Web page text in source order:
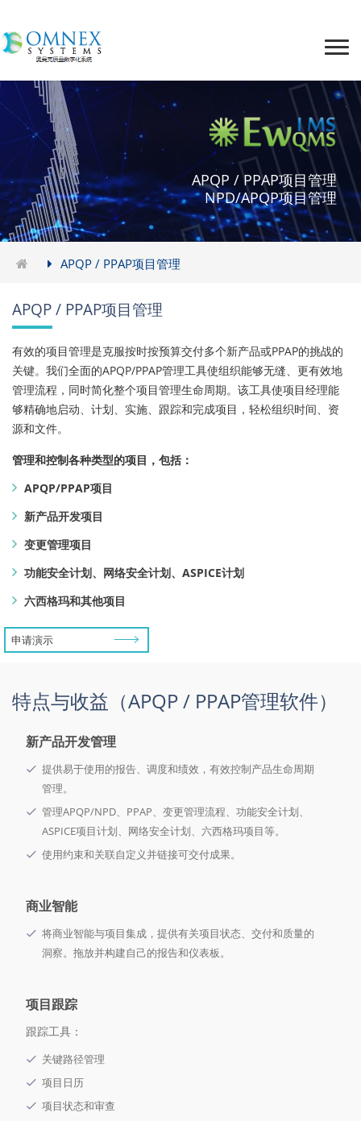
APQP / PPAP项目管理
NPD/APQP项目管理
APQP / PPAP项目管理
APQP / PPAP项目管理
有效的项目管理是克服按时按预算交付多个新产品或PPAP的挑战的
关键。我们全面的APQP/PPAP管理工具使组织能够无缝、更有效地
管理流程，同时简化整个项目管理生命周期。该工具使项目经理能
够精确地启动、计划、实施、跟踪和完成项目，轻松组织时间、资
源和文件。
管理和控制各种类型的项目，包括：
APQP/PPAP项目
新产品开发项目
变更管理项目
功能安全计划、网络安全计划、ASPICE计划
六西格玛和其他项目
申请演示
特点与收益（APQP / PPAP管理软件）
新产品开发管理
提供易于使用的报告、调度和绩效，有效控制产品生命周期
管理。
管理APQP/NPD、PPAP、变更管理流程、功能安全计划、
ASPICE项目计划、网络安全计划、六西格玛项目等。
使用约束和关联自定义并链接可交付成果。
商业智能
将商业智能与项目集成，提供有关项目状态、交付和质量的
洞察。拖放并构建自己的报告和仪表板。
项目跟踪
跟踪工具：
关键路径管理
项目日历
项目状态和审查